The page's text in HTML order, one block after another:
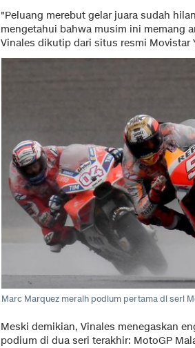
"Peluang merebut gelar juara sudah
mengetahui bahwa musim ini memang
Vinales dikutip dari situs resmi Movistar
Marc Marquez meraih podium pertama di seri
Meski demikian, Vinales menegaskan
podium di dua seri terakhir: MotoGP